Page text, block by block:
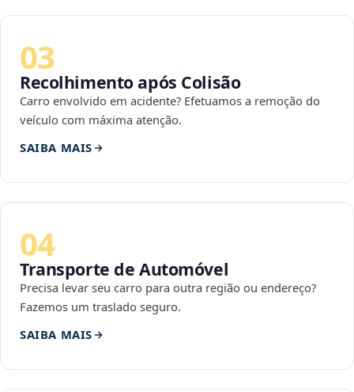
03
Recolhimento após Colisão
Carro envolvido em acidente? Efetuamos a remoção do
veículo com máxima atenção.
SAIBA MAIS
04
Transporte de Automóvel
Precisa levar seu carro para outra região ou endereço?
Fazemos um traslado seguro.
SAIBA MAIS